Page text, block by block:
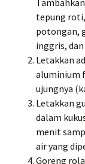
tepung
potongan,
inggris, dan
Letakkan
aluminium
ujungnya
Letakkan
dalam
menit
air yang
Goreng